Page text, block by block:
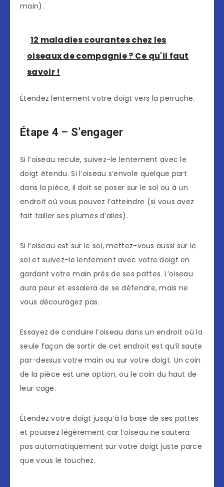
main).
12 maladies courantes chez les
oiseaux de compagnie ? Ce qu'il faut
savoir !
Étendez lentement votre doigt vers la perruche.
Étape 4 – S’engager
Si l’oiseau recule, suivez-le lentement avec le
doigt étendu. Si l’oiseau s’envole quelque part
dans la pièce, il doit se poser sur le sol ou à un
endroit où vous pouvez l’atteindre (si vous avez
fait tailler ses plumes d’ailes).
Si l’oiseau est sur le sol, mettez-vous aussi sur le
sol et suivez-le lentement avec votre doigt en
gardant votre main près de ses pattes. L’oiseau
aura peur et essaiera de se défendre, mais ne
vous découragez pas.
Essayez de conduire l’oiseau dans un endroit où la
seule façon de sortir de cet endroit est qu’il saute
par-dessus votre main ou sur votre doigt. Un coin
de la pièce est une option, ou le coin du haut de
leur cage.
Étendez votre doigt jusqu’à la base de ses pattes
et poussez légèrement car l’oiseau ne sautera
pas automatiquement sur votre doigt juste parce
que vous le touchez.